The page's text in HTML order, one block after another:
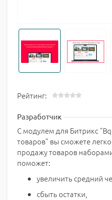
Рейтинг:
Разработчик
С модулем для Битрикс
товаров” вы сможете
продажу товаров
поможет:
увеличить средний
сбыть остатки,